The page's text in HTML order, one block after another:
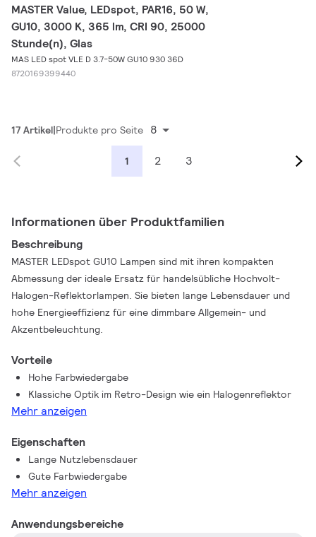
MASTER Value, LEDspot, PAR16, 50 W,
GU10, 3000 K, 365 lm, CRI 90, 25000
Stunde(n), Glas
MAS LED spot VLE D 3.7-50W GU10 930 36D
8720169399440
17 Artikel Produkte pro Seite 8
1 2 3
Informationen über Produktfamilien
Beschreibung
MASTER LEDspot GU10 Lampen sind mit ihren kompakten
Abmessung der ideale Ersatz für handelsübliche Hochvolt-
Halogen-Reflektorlampen. Sie bieten lange Lebensdauer und
hohe Energieeffizienz für eine dimmbare Allgemein- und
Akzentbeleuchtung.
Vorteile
Hohe Farbwiedergabe
Klassiche Optik im Retro-Design wie ein Halogenreflektor
Mehr anzeigen
Eigenschaften
Lange Nutzlebensdauer
Gute Farbwiedergabe
Mehr anzeigen
Anwendungsbereiche